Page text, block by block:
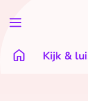
Kijk &